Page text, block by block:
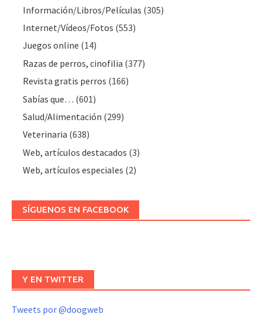
Información/Libros/Películas (305)
Internet/Vídeos/Fotos (553)
Juegos online (14)
Razas de perros, cinofilia (377)
Revista gratis perros (166)
Sabías que… (601)
Salud/Alimentación (299)
Veterinaria (638)
Web, artículos destacados (3)
Web, artículos especiales (2)
SÍGUENOS EN FACEBOOK
Y EN TWITTER
Tweets por @doogweb